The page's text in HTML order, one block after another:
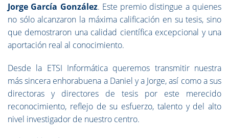
Jorge García González. Este premio distingue a quienes
no sólo alcanzaron la máxima calificación en su tesis, sino
que demostraron una calidad científica excepcional y una
aportación real al conocimiento.
Desde la ETSI Informática queremos transmitir nuestra
más sincera enhorabuena a Daniel y a Jorge, así como a sus
directoras y directores de tesis por este merecido
reconocimiento, reflejo de su esfuerzo, talento y del alto
nivel investigador de nuestro centro.